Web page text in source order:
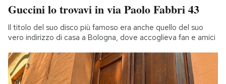
Guccini lo trovavi in via Paolo Fabbri 43
Il titolo del suo disco più famoso era anche quello del suo
vero indirizzo di casa a Bologna, dove accoglieva fan e amici